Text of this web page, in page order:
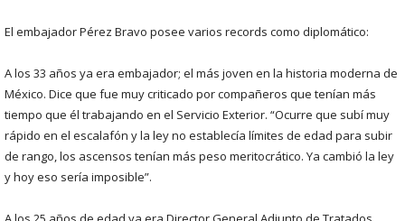
El embajador Pérez Bravo posee varios records como diplomático:
A los 33 años ya era embajador; el más joven en la historia moderna de
México. Dice que fue muy criticado por compañeros que tenían más
tiempo que él trabajando en el Servicio Exterior. “Ocurre que subí muy
rápido en el escalafón y la ley no establecía límites de edad para subir
de rango, los ascensos tenían más peso meritocrático. Ya cambió la ley
y hoy eso sería imposible”.